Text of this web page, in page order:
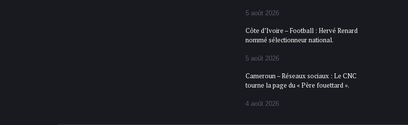
5 août 2026
Côte d’Ivoire – Football : Hervé Renard
nommé sélectionneur national.
5 août 2026
Cameroun – Réseaux sociaux : Le CNC
tourne la page du « Père fouettard ».
4 août 2026